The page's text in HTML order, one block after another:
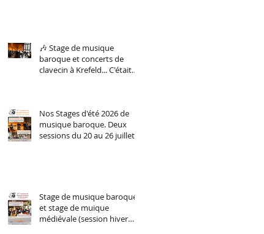
🎶 Stage de musique
baroque et concerts de
clavecin à Krefeld... C'était
Nos Stages d'été 2026 de
musique baroque. Deux
sessions du 20 au 26 juillet
Stage de musique baroque
et stage de muique
médiévale (session hiver